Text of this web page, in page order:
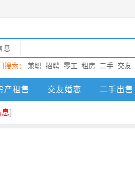
息
搜索： 兼职 招聘 零工 租房 二手 交友
重庆
产租售 交友婚恋 二手出售
]